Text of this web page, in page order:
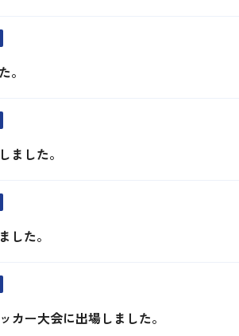
。
ました。
した。
カー大会に出場しました。